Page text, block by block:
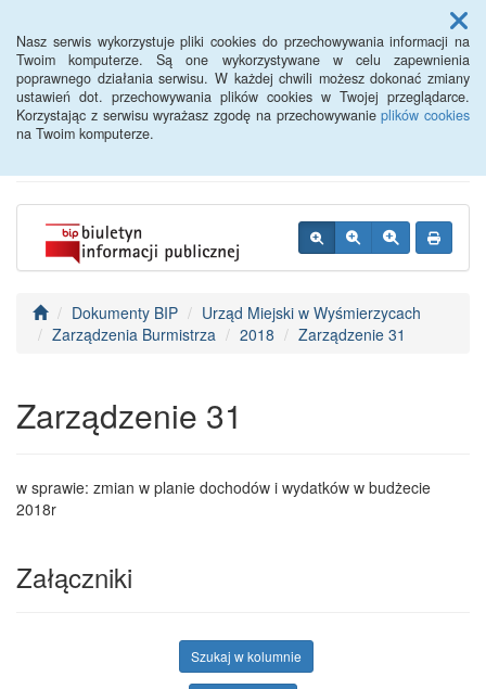
Nasz serwis wykorzystuje pliki cookies do przechowywania informacji na
Twoim komputerze. Są one wykorzystywane w celu zapewnienia
poprawnego działania serwisu. W każdej chwili możesz dokonać zmiany
ustawień dot. przechowywania plików cookies w Twojej przeglądarce.
Korzystając z serwisu wyrażasz zgodę na przechowywanieplików cookies
na Twoim komputerze.
Menu
BIP - Urząd Miejski
Wyśmierzyce
Dokumenty BIP
Urząd Miejski w Wyśmierzycach
Zarządzenia Burmistrza
2018 Zarządzenie 31
Zarządzenie 31
w sprawie: zmian w planie dochodów i wydatków w budżecie
2018r
Załączniki
Szukaj w kolumnie